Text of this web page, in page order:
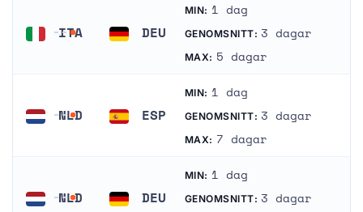
ITA DEU
MIN: 1 dag
GENOMSNITT: 3 dagar
MAX: 5 dagar
NLD ESP
MIN: 1 dag
GENOMSNITT: 3 dagar
MAX: 7 dagar
NLD DEU
MIN: 1 dag
GENOMSNITT: 3 dagar